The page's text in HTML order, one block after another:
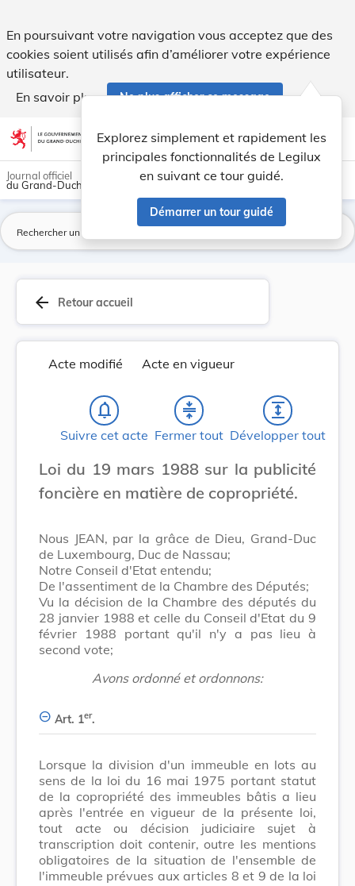
En poursuivant votre navigation vous acceptez que des
cookies soient utilisés afin d’améliorer votre expérience
utilisateur.
En savoir plus
Ne plus afficher ce message
Aller au contenu account_circle help Aide
Explorez simplement et rapidement les
principales fonctionnalités de Legilux
en suivant ce tour guidé.
Démarrer un tour guidé
light_mode dark_mode
Journal officiel
du Grand-Duché de Luxembourg
arrow_back Retour accueil
Acte modifié Acte en vigueur
notifications_none
Suivre cet acte
compress
Fermer tout
expand
Développer tout
Loi du 19 mars 1988 sur la publicité
foncière en matière de copropriété.
Nous JEAN, par la grâce de Dieu, Grand-Duc
de Luxembourg, Duc de Nassau;
Notre Conseil d'Etat entendu;
De l'assentiment de la Chambre des Députés;
Vu la décision de la Chambre des députés du
28 janvier 1988 et celle du Conseil d'Etat du 9
février 1988 portant qu'il n'y a pas lieu à
second vote;
Avons ordonné et ordonnons:
Art. 1er.
Lorsque la division d'un immeuble en lots au
sens de la loi du 16 mai 1975 portant statut
de la copropriété des immeubles bâtis a lieu
après l'entrée en vigueur de la présente loi,
tout acte ou décision judiciaire sujet à
transcription doit contenir, outre les mentions
obligatoires de la situation de l'ensemble de
l'immeuble prévues aux articles 8 et 9 de la loi